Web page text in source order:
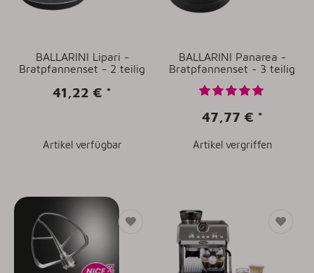
BALLARINI Lipari -
Bratpfannenset - 2 teilig
41,22 € *
Artikel verfügbar
BALLARINI Panarea -
Bratpfannenset - 3 teilig
47,77 € *
Artikel vergriffen